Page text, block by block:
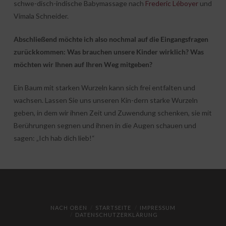
schwe-disch-indische Babymassage nach Frederic Léboyer und
Vimala Schneider.
Abschließend möchte ich also nochmal auf die Eingangsfragen
zurückkommen: Was brauchen unsere Kinder wirklich? Was
möchten wir Ihnen auf Ihren Weg mitgeben?
Ein Baum mit starken Wurzeln kann sich frei entfalten und
wachsen. Lassen Sie uns unseren Kin-dern starke Wurzeln
geben, in dem wir ihnen Zeit und Zuwendung schenken, sie mit
Berührungen segnen und ihnen in die Augen schauen und
sagen: „Ich hab dich lieb!“
NACH OBEN STARTSEITE
IMPRESSUM
DATENSCHUTZERKLÄRUNG